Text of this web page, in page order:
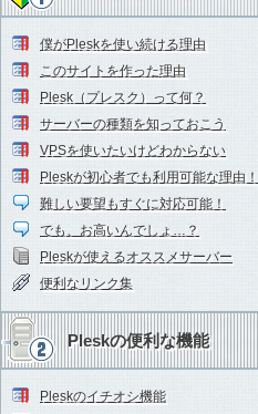
僕がPleskを使い続ける理由
このサイトを作った理由
Plesk（プレスク）って何？
サーバーの種類を知っておこう
VPSを使いたいけどわからない
Pleskが初心者でも利用可能な理由！
難しい要望もすぐに対応可能！
でも、お高いんでしょ…？
Pleskが使えるオススメサーバー
便利なリンク集
Pleskの便利な機能
Pleskのイチオシ機能